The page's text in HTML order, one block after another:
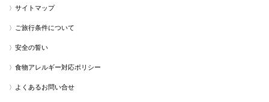
サイトマップ
ご旅行条件について
安全の誓い
食物アレルギー対応ポリシー
よくあるお問い合せ